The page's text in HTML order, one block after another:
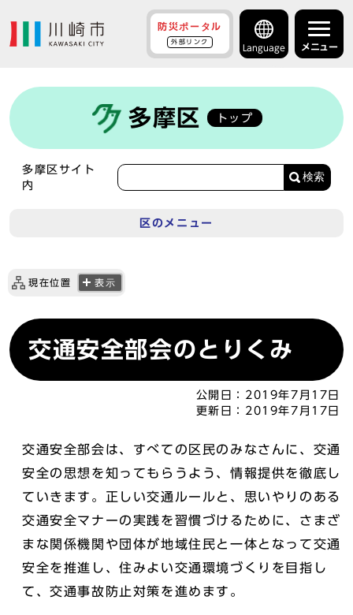
防災ポータル
外部リンク
Language メニュー
多摩区 トップ
多摩区サイト
内
検索
区のメニュー
現在位置 表示
交通安全部会のとりくみ
公開日： 2019年7月17日
更新日： 2019年7月17日
交通安全部会は、すべての区民のみなさんに、交通
安全の思想を知ってもらうよう、情報提供を徹底し
ていきます。正しい交通ルールと、思いやりのある
交通安全マナーの実践を習慣づけるために、さまざ
まな関係機関や団体が地域住民と一体となって交通
安全を推進し、住みよい交通環境づくりを目指し
て、交通事故防止対策を進めます。